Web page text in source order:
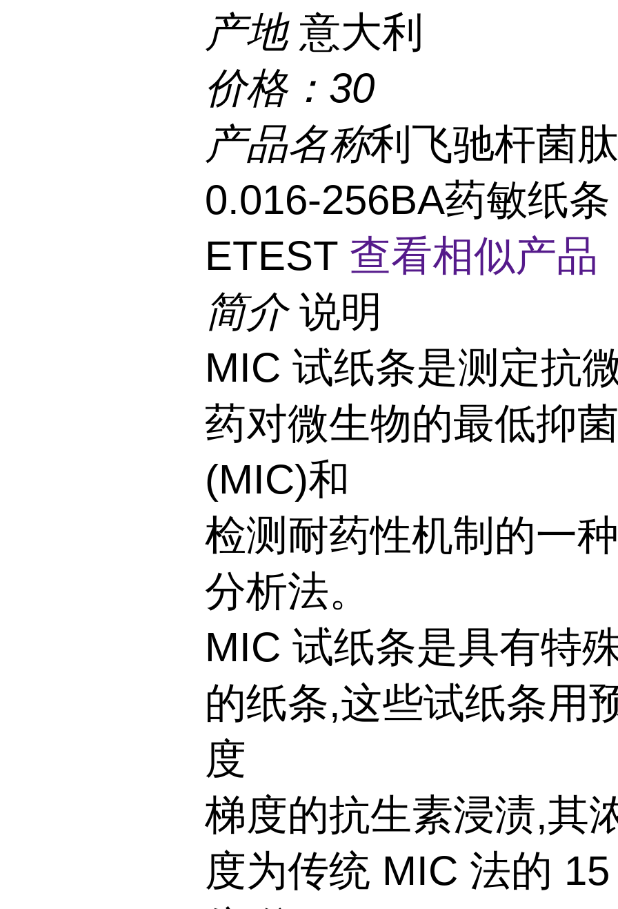
产地 意大利
价格： 30
产品名称利飞驰杆菌肽
0.016-256BA药敏纸条
ETEST 查看相似产品
简介 说明
MIC 试纸条是测定抗
药对微生物的最低抑
(MIC)和
检测耐药性机制的一
分析法。
MIC 试纸条是具有特
的纸条,这些试纸条用
度
梯度的抗生素浸渍,其
度为传统 MIC 法的